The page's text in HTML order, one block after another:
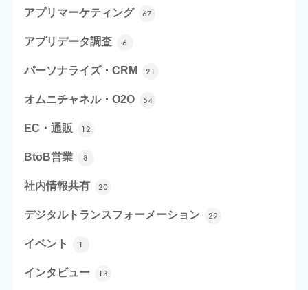
アプリマーケティング 67
アプリデータ調査 6
パーソナライズ・CRM 21
オムニチャネル・O2O 54
EC・通販 12
BtoB営業 8
社内情報共有 20
デジタルトランスフォーメーション 29
イベント 1
インタビュー 13